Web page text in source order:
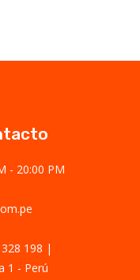
- 20:00 PM
198 |
1 - Perú